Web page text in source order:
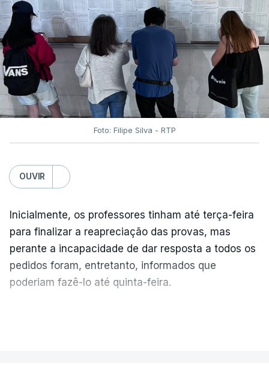
Foto: Filipe Silva - RTP
OUVIR
Inicialmente, os professores tinham até terça-feira
para finalizar a reapreciação das provas, mas
perante a incapacidade de dar resposta a todos os
pedidos foram, entretanto, informados que
poderiam fazê-lo até quinta-feira.